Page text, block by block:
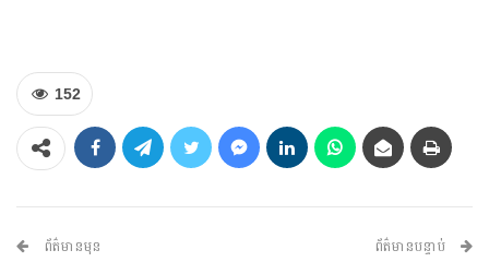
152
ព័ត៌មានមុន ព័ត៌មានបន្ទាប់